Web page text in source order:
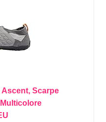
Scarpe